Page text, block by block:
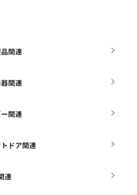
関連
関連
関連
ドア関連
連